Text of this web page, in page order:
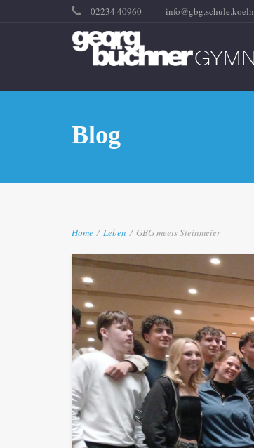
02234 40960 info@gbg.schule.koeln
Blog
Home / Leben / GBG meets Steinmeier